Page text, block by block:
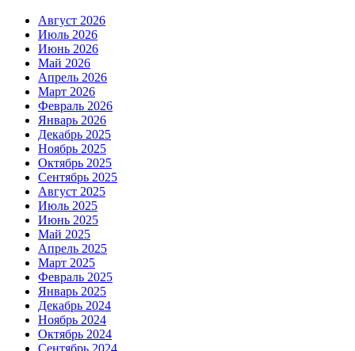
Август 2026
Июль 2026
Июнь 2026
Май 2026
Апрель 2026
Март 2026
Февраль 2026
Январь 2026
Декабрь 2025
Ноябрь 2025
Октябрь 2025
Сентябрь 2025
Август 2025
Июль 2025
Июнь 2025
Май 2025
Апрель 2025
Март 2025
Февраль 2025
Январь 2025
Декабрь 2024
Ноябрь 2024
Октябрь 2024
Сентябрь 2024